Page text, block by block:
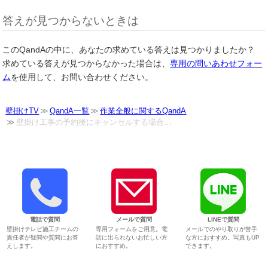
答えが見つからないときは
このQandAの中に、あなたの求めている答えは見つかりましたか？
求めている答えが見つからなかった場合は、専用の問いあわせフォー
ムを使用して、お問い合わせください。
壁掛けTV QandA一覧
作業全般に関するQandA
壁掛け工事の予約後にキャンセルする場合…
電話で質問
壁掛けテレビ施工チームの
責任者が疑問や質問にお答
えします。
メールで質問
専用フォームをご用意。電
話に出られないお忙しい方
におすすめ。
LINEで質問
メールでのやり取りが苦手
な方におすすめ。写真もUP
できます。